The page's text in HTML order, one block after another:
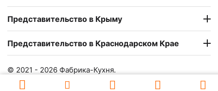
Представительство в Крыму
Представительство в Краснодарском Крае
© 2021 - 2026 Фабрика-Кухня.